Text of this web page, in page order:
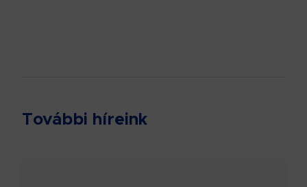
További híreink